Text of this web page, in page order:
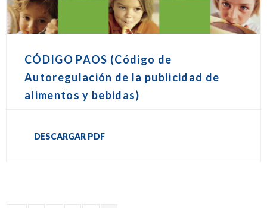
CÓDIGO PAOS (Código de
Autoregulación de la publicidad de
alimentos y bebidas)
DESCARGAR PDF